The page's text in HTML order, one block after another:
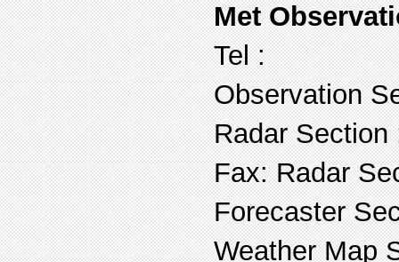
Met
Tel :
Observation
Radar Section
Fax: Radar
Forecaster
Weather Map